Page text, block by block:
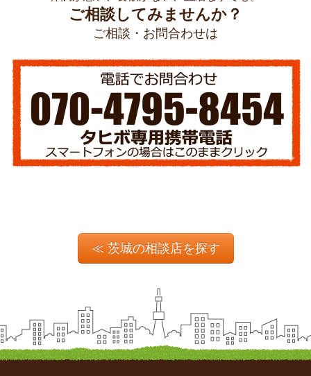
ご相談してみませんか？
ご相談・お問合わせは
≪ 茨城の相談店を探す